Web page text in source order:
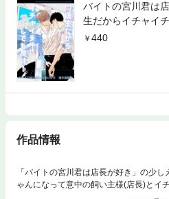
バイトの宮川君は
生だからイチャイ
440
作品情報
「バイトの宮川君は店長が好き」の少
ゃんになって意中の飼い主様(店長)とイ
誌は、『バイトの宮川君は店長が好き』